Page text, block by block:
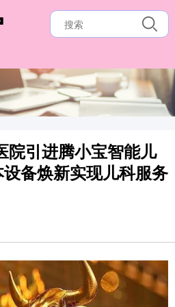
院引进腾小宝智能儿
备焕新实现儿科服务